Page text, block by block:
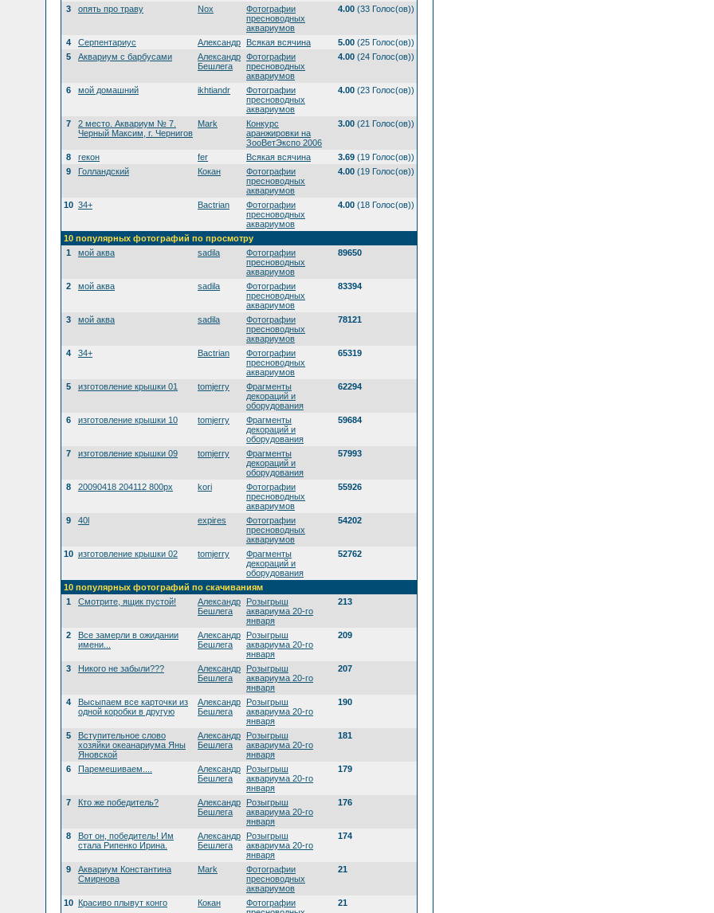
3 опять про траву Nox
Фотографии
пресноводных
аквариумов
4.00 (33 Голос(ов))
4 Серпентариус Александр Всякая всячина 5.00 (25 Голос(ов))
5
Аквариум с барбусами
Александр
Бешлега
Фотографии
пресноводных
аквариумов
4.00 (24 Голос(ов))
6 мой домашний ikhtiandr
Фотографии
пресноводных
аквариумов
4.00 (23 Голос(ов))
7
2 место. Аквариум № 7.
Черный Максим, г. Чернигов
Mark
Конкурс
аранжировки на
ЗооВетЭкспо 2006
3.00 (21 Голос(ов))
8 гекон fer Всякая всячина 3.69 (19 Голос(ов))
9
Голландский Кокан
Фотографии
пресноводных
аквариумов
4.00 (19 Голос(ов))
10 34+ Bactrian
Фотографии
пресноводных
аквариумов
4.00 (18 Голос(ов))
10 популярных фотографий по просмотру
1
мой аква sadila
Фотографии
пресноводных
аквариумов
89650
2 мой аква sadila
Фотографии
пресноводных
аквариумов
83394
3 мой аква sadila
Фотографии
пресноводных
аквариумов
78121
4 34+ Bactrian
Фотографии
пресноводных
аквариумов
65319
5 изготовление крышки 01 tomjerry
Фрагменты
декораций и
оборудования
62294
6 изготовление крышки 10 tomjerry
Фрагменты
декораций и
оборудования
59684
7 изготовление крышки 09 tomjerry
Фрагменты
декораций и
оборудования
57993
8 20090418 204112 800px kori
Фотографии
пресноводных
аквариумов
55926
9 40l expires
Фотографии
пресноводных
аквариумов
54202
10 изготовление крышки 02 tomjerry
Фрагменты
декораций и
оборудования
52762
10 популярных фотографий по скачиваниям
1
Смотрите, ящик пустой!
Александр
Бешлега
Розыгрыш
аквариума 20-го
января
213
2
Все замерли в ожидании
имени...
Александр
Бешлега
Розыгрыш
аквариума 20-го
января
209
3 Никого не забыли???
Александр
Бешлега
Розыгрыш
аквариума 20-го
января
207
4
Высыпаем все карточки из
одной коробки в другую
Александр
Бешлега
Розыгрыш
аквариума 20-го
января
190
5
Вступительное слово
хозяйки океанариума Яны
Яновской
Александр
Бешлега
Розыгрыш
аквариума 20-го
января
181
6 Паремешиваем....
Александр
Бешлега
Розыгрыш
аквариума 20-го
января
179
7 Кто же победитель?
Александр
Бешлега
Розыгрыш
аквариума 20-го
января
176
8
Вот он, победитель! Им
стала Рипенко Ирина.
Александр
Бешлега
Розыгрыш
аквариума 20-го
января
174
9
Аквариум Константина
Смирнова
Mark
Фотографии
пресноводных
аквариумов
21
10 Красиво плывут конго Кокан
Фотографии
21